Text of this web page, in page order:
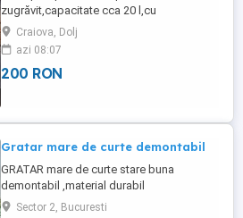
zugrăvit,capacitate cca 20 l,cu
furtun,adaptabila la compresor sau
pompa manuala,la pret de 200
lei,negociabil.Tel .
Craiova, Dolj
azi 08:07
200 RON
Gratar mare de curte demontabil
GRATAR mare de curte stare buna
demontabil ,material durabil
Sector 2, Bucuresti